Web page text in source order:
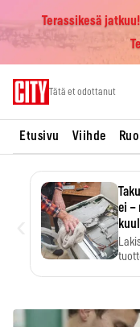
Terassikesä
Tätä et odottanut
Etusivu Viihde
ei –